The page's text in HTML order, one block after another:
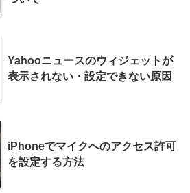
Yahooニュースのウィジェットが
表示されない・設定できない原因
iPhoneでマイクへのアクセス許可
を設定する方法